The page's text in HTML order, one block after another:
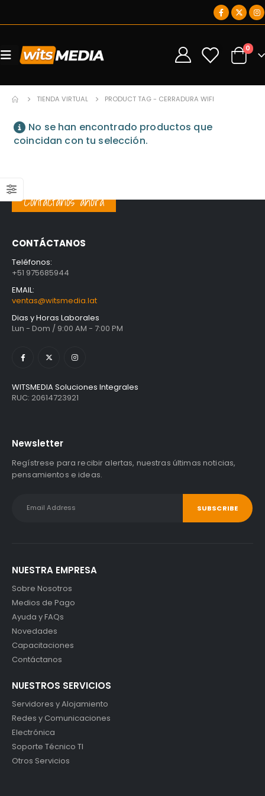
0 0
TIENDA VIRTUAL PRODUCT TAG - CERRADURA WIFI
No se han encontrado productos que
coincidan con tu selección.
S/994.79 con
S/1,467.47 con
IGV
Contáctanos ahora
CONTÁCTANOS
Teléfonos:
+51 975685944
EMAIL:
ventas@witsmedia.lat
Dias y Horas Laborales
Lun - Dom / 9:00 AM - 7:00 PM
WITSMEDIA Soluciones Integrales
RUC: 20614723921
Newsletter
Regístrese para recibir alertas, nuestras últimas noticias,
pensamientos e ideas.
NUESTRA EMPRESA
Sobre Nosotros
Medios de Pago
Ayuda y FAQs
Novedades
Capacitaciones
Contáctanos
NUESTROS SERVICIOS
Servidores y Alojamiento
Redes y Comunicaciones
Electrónica
Soporte Técnico TI
Otros Servicios